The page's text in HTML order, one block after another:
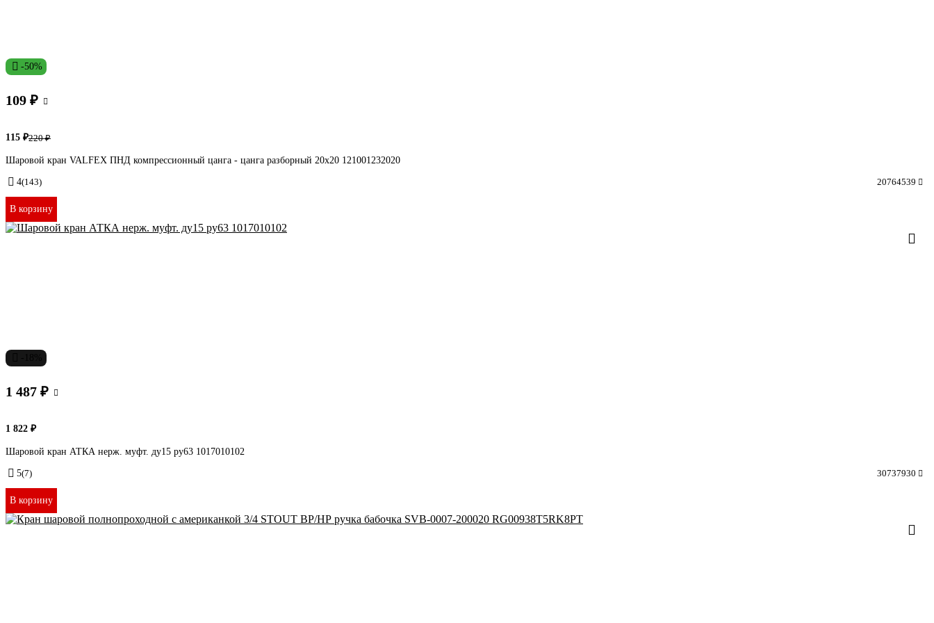
-50%
109 ₽
115 ₽220 ₽
Шаровой кран VALFEX ПНД компрессионный цанга - цанга разборный 20x20 121001232020
4(143) 20764539
В корзину
1 487 ₽
1 822 ₽
Шаровой кран АТКА нерж. муфт. ду15 ру63 1017010102
5(7) 30737930
В корзину